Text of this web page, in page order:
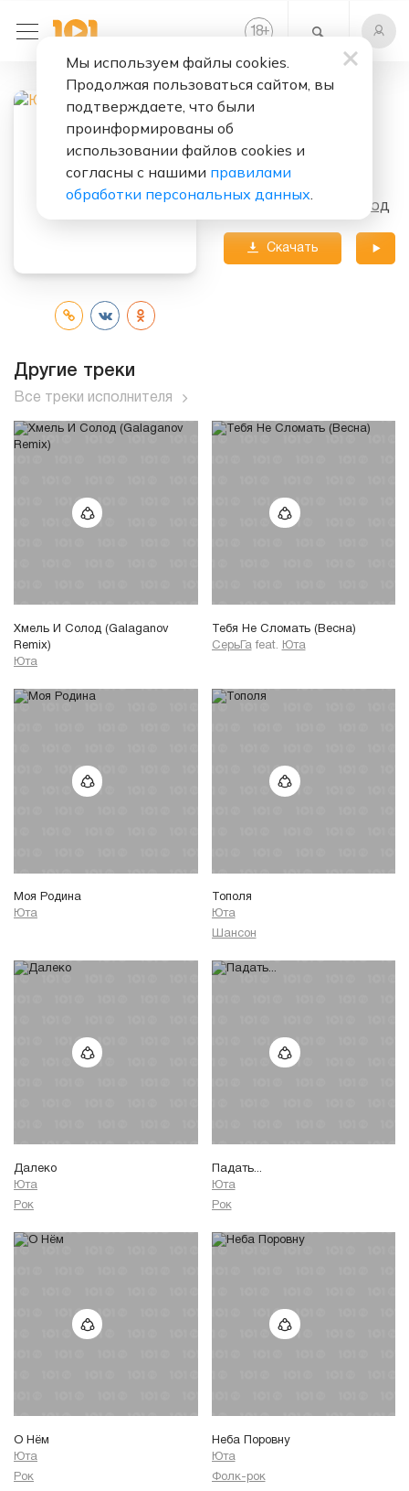
18+
Слушать бесплатно
Хмель И Солод
Исполнитель:
Хмель И Солод
Скачать
Другие треки
Все треки исполнителя
Хмель И Солод (Galaganov
Remix)
Юта
Тебя Не Сломать (Весна)
СерьГа feat. Юта
Моя Родина
Юта
Тополя
Юта
Шансон
Далеко
Юта
Рок
Падать...
Юта
Рок
О Нём
Юта
Рок
Неба Поровну
Юта
Фолк-рок
Мы используем файлы cookies.
Продолжая пользоваться сайтом, вы
подтверждаете, что были
проинформированы об
использовании файлов cookies и
согласны с нашими правилами
обработки персональных данных.